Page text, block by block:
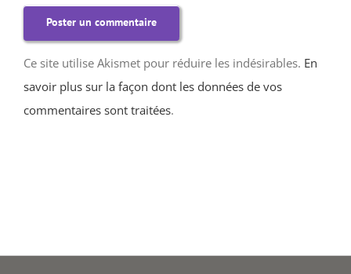
Ce site utilise Akismet pour réduire les indésirables. En
savoir plus sur la façon dont les données de vos
commentaires sont traitées.